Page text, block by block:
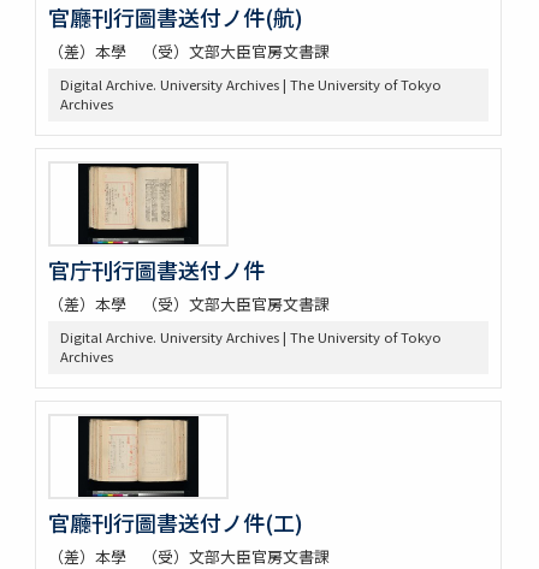
官廳刊行圖書送付ノ件(航)
（差）本學 （受）文部大臣官房文書課
Digital Archive. University Archives | The University of Tokyo
Archives
官庁刊行圖書送付ノ件
（差）本學 （受）文部大臣官房文書課
Digital Archive. University Archives | The University of Tokyo
Archives
官廳刊行圖書送付ノ件(工)
（差）本學 （受）文部大臣官房文書課